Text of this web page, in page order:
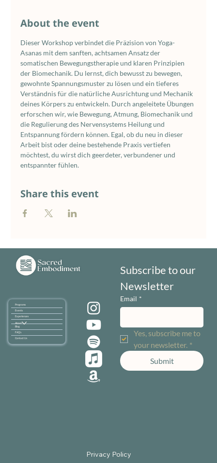
About the event
Dieser Workshop verbindet die Präzision von Yoga-
Asanas mit dem sanften, achtsamen Ansatz der
somatischen Bewegungstherapie und klaren Prinzipien
der Biomechanik. Du lernst, dich bewusst zu bewegen,
gewohnte Spannungsmuster zu lösen und ein tieferes
Verständnis für die natürliche Ausrichtung und Mechanik
deines Körpers zu entwickeln. Durch angeleitete Übungen
erforschen wir, wie Bewegung, Atmung, Biomechanik und
die Regulierung des Nervensystems Heilung und
Entspannung fördern können. Egal, ob du neu in dieser
Arbeit bist oder deine bestehende Praxis vertiefen
möchtest, du wirst dich geerdeter, verbundener und
entspannter fühlen.
Share this event
Programs
Events
Experiences
About
Blog
FAQ's
Contact Us
Subscribe to our
Newsletter
Email *
Yes, subscribe me to
your newsletter. *
Submit